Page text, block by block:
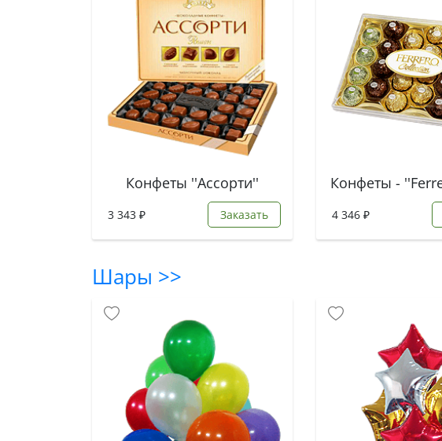
Конфеты ''Ассорти''
3 343 ₽ Заказать 4 346 ₽
Шары >>